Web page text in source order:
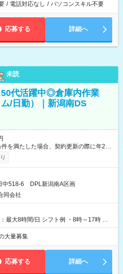
/ 電話対応なし / パソコンスキル不要
応募する 詳細へ
未読
代活躍中◎倉庫内作業
/日勤）｜新潟南DS
を満たした場合、契約更新の際に年2回
り ※月末締/翌
手当、別途支給 ※深夜割増賃金 (22:00～
！ 【試用期間】試用期間
1週間 雇用形態、給与は本採用時と同じ
中518-6 DPL新潟南A区画
同会社
最大8時間/日 シフト例 ・8時～17時 ・
大量募集
応募する 詳細へ